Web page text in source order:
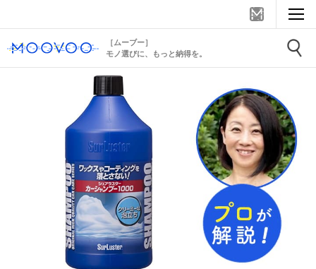
［ムーブー］
モノ選びに、もっと納得を。